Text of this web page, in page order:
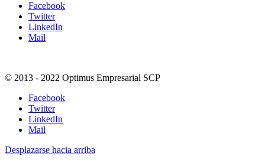
Facebook
Twitter
LinkedIn
Mail
© 2013 - 2022 Optimus Empresarial SCP
Facebook
Twitter
LinkedIn
Mail
Desplazarse hacia arriba